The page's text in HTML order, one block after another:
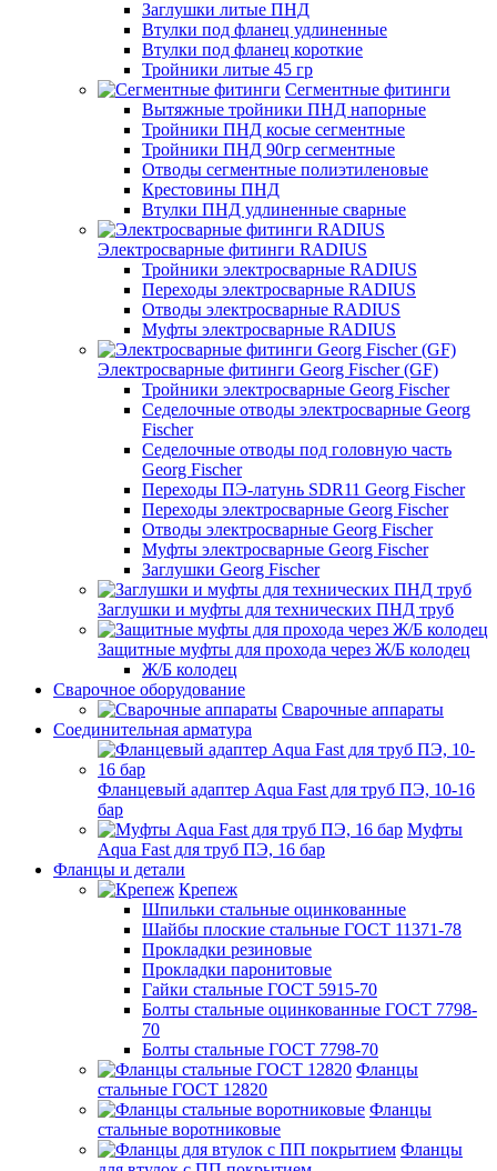
Заглушки литые ПНД
Втулки под фланец удлиненные
Втулки под фланец короткие
Тройники литые 45 гр
Сегментные фитинги
Вытяжные тройники ПНД напорные
Тройники ПНД косые сегментные
Тройники ПНД 90гр сегментные
Отводы сегментные полиэтиленовые
Крестовины ПНД
Втулки ПНД удлиненные сварные
Электросварные фитинги RADIUS
Тройники электросварные RADIUS
Переходы электросварные RADIUS
Отводы электросварные RADIUS
Муфты электросварные RADIUS
Электросварные фитинги Georg Fischer (GF)
Тройники электросварные Georg Fischer
Седелочные отводы электросварные Georg
Fischer
Седелочные отводы под головную часть
Georg Fischer
Переходы ПЭ-латунь SDR11 Georg Fischer
Переходы электросварные Georg Fischer
Отводы электросварные Georg Fischer
Муфты электросварные Georg Fischer
Заглушки Georg Fischer
Заглушки и муфты для технических ПНД труб
Защитные муфты для прохода через Ж/Б колодец
Ж/Б колодец
Сварочное оборудование
Сварочные аппараты
Соединительная арматура
Фланцевый адаптер Aqua Fast для труб ПЭ, 10-16
бар
Муфты
Aqua Fast для труб ПЭ, 16 бар
Фланцы и детали
Крепеж
Шпильки стальные оцинкованные
Шайбы плоские стальные ГОСТ 11371-78
Прокладки резиновые
Прокладки паронитовые
Гайки стальные ГОСТ 5915-70
Болты стальные оцинкованные ГОСТ 7798-
70
Болты стальные ГОСТ 7798-70
Фланцы
стальные ГОСТ 12820
Фланцы
стальные воротниковые
Фланцы